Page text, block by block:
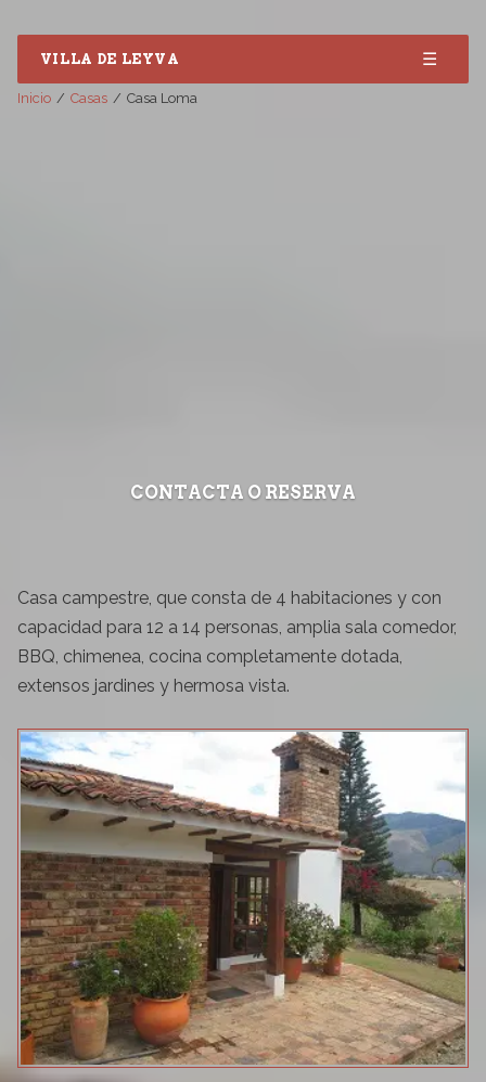
VILLA DE LEYVA ☰
CONTACTA O RESERVA
Inicio Casas Casa Loma
Casa campestre, que consta de 4 habitaciones y con
capacidad para 12 a 14 personas, amplia sala comedor,
BBQ, chimenea, cocina completamente dotada,
extensos jardines y hermosa vista.